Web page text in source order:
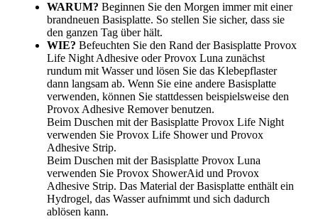
WARUM? Beginnen Sie den Morgen immer mit einer
brandneuen Basisplatte. So stellen Sie sicher, dass sie
den ganzen Tag über hält.
WIE? Befeuchten Sie den Rand der Basisplatte Provox
Life Night Adhesive oder Provox Luna zunächst
rundum mit Wasser und lösen Sie das Klebepflaster
dann langsam ab. Wenn Sie eine andere Basisplatte
verwenden, können Sie stattdessen beispielsweise den
Provox Adhesive Remover benutzen.
Beim Duschen mit der Basisplatte Provox Life Night
verwenden Sie Provox Life Shower und Provox
Adhesive Strip.
Beim Duschen mit der Basisplatte Provox Luna
verwenden Sie Provox ShowerAid und Provox
Adhesive Strip. Das Material der Basisplatte enthält ein
Hydrogel, das Wasser aufnimmt und sich dadurch
ablösen kann.